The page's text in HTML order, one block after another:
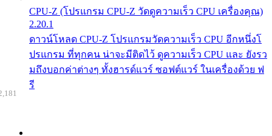
CPU-Z (โปรแกรม CPU-Z วัดดูความเร็ว CPU เครื่องคุณ)
2.20.1
ดาวน์โหลด CPU-Z โปรแกรมวัดความเร็ว CPU อีกหนึ่งโ
ปรแกรม ที่ทุกคน น่าจะมีติดไว้ ดูความเร็ว CPU และ ยังรว
มถึงบอกค่าต่างๆ ทั้งฮารด์แวร์ ซอฟต์แวร์ ในเครื่องด้วย ฟ
รี